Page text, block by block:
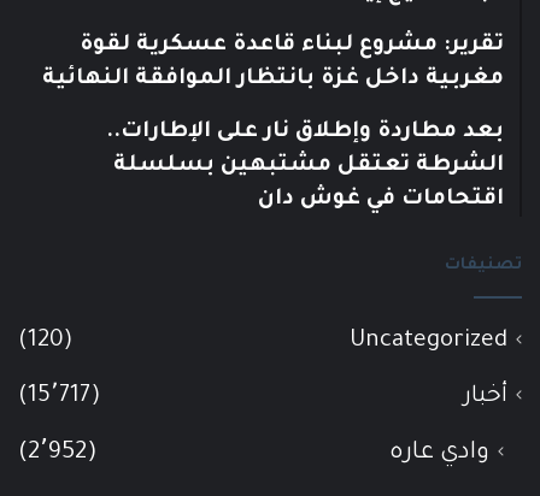
تقرير: مشروع لبناء قاعدة عسكرية لقوة
مغربية داخل غزة بانتظار الموافقة النهائية
بعد مطاردة وإطلاق نار على الإطارات..
الشرطة تعتقل مشتبهين بسلسلة
اقتحامات في غوش دان
تصنيفات
Uncategorized
(120)
أخبار (15٬717)
وادي عاره (2٬952)